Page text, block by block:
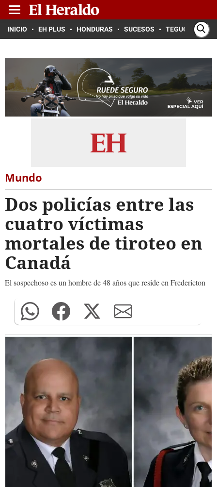
INICIO EH PLUS HONDURAS SUCESOS TEGUCIGALPA
Mundo
Dos policías entre las
cuatro víctimas
mortales de tiroteo en
Canadá
El sospechoso es un hombre de 48 años que reside en Fredericton